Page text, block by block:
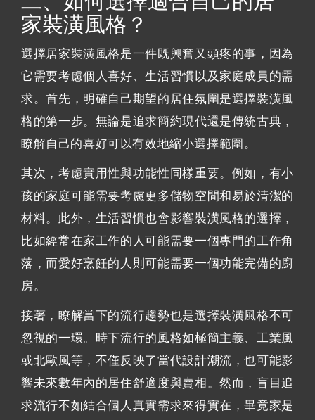
家裝潢風格？
選擇居家裝潢風格是一件既興奮又頭疼的事，因為
它需要考慮個人喜好、生活習慣以及家庭成員的需
求。首先，明確自己期望的居住氛圍是選擇裝潢風
格的第一步。無論是追求簡約現代還是傳統古典，
瞭解自己的喜好可以有效地縮小選擇範圍。
其次，考慮實用性與功能性同樣重要。例如，有小
孩的家庭可能需要考慮更多儲物空間和易於清潔的
材料。此外，生活習慣也會影響裝潢風格的選擇，
比如經常在家工作的人可能需要一個專門的工作角
落，而愛好烹飪的人則可能需要一個功能完備的廚
房。
接著，瞭解當下的流行趨勢也是選擇裝潢風格不可
忽視的一環。時下流行的風格如極簡主義、工業風
或北歐風等，不僅反映了當代設計潮流，也可能影
響未來數年內的居住舒適度與賣相。然而，盲目追
求流行不如結合個人真實需求來得實在，畢竟家是